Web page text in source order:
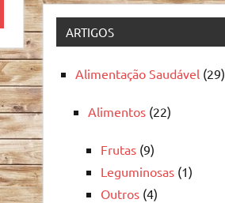
ARTIGOS
Alimentação Saudável (29)
Alimentos (22)
Frutas (9)
Leguminosas (1)
Outros (4)